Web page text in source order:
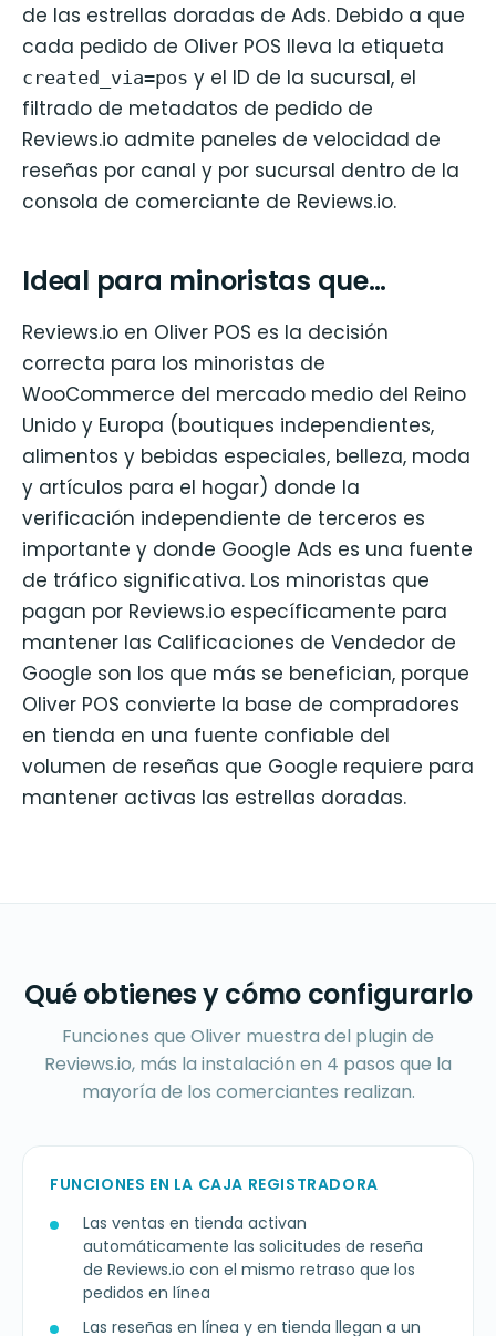
de las estrellas doradas de Ads. Debido a que
cada pedido de Oliver POS lleva la etiqueta
created_via=pos y el ID de la sucursal, el
filtrado de metadatos de pedido de
Reviews.io admite paneles de velocidad de
reseñas por canal y por sucursal dentro de la
consola de comerciante de Reviews.io.
Ideal para minoristas que…
Reviews.io en Oliver POS es la decisión
correcta para los minoristas de
WooCommerce del mercado medio del Reino
Unido y Europa (boutiques independientes,
alimentos y bebidas especiales, belleza, moda
y artículos para el hogar) donde la
verificación independiente de terceros es
importante y donde Google Ads es una fuente
de tráfico significativa. Los minoristas que
pagan por Reviews.io específicamente para
mantener las Calificaciones de Vendedor de
Google son los que más se benefician, porque
Oliver POS convierte la base de compradores
en tienda en una fuente confiable del
volumen de reseñas que Google requiere para
mantener activas las estrellas doradas.
Qué obtienes y cómo configurarlo
Funciones que Oliver muestra del plugin de
Reviews.io, más la instalación en 4 pasos que la
mayoría de los comerciantes realizan.
FUNCIONES EN LA CAJA REGISTRADORA
Las ventas en tienda activan
automáticamente las solicitudes de reseña
de Reviews.io con el mismo retraso que los
pedidos en línea
Las reseñas en línea y en tienda llegan a un